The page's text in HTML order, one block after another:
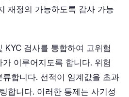
재정의 가능하도록 감사 가능
KYC 검사를 통합하여 고위험
이루어지도록 합니다. 위험
합니다. 선적이 임계값을 초과
합니다. 이러한 통제는 사기성